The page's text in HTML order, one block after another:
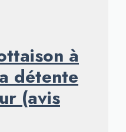
à
détente
(avis